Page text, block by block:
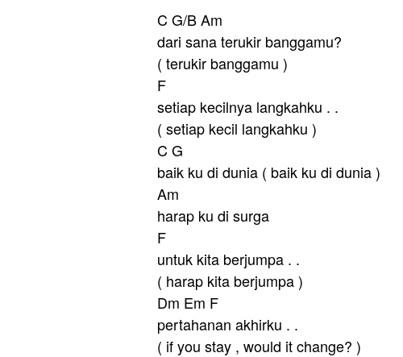
C G/B Am
dari sana terukir banggamu?
( terukir banggamu )
F
setiap kecilnya langkahku . .
( setiap kecil langkahku )
C G
baik ku di dunia ( baik ku di dunia )
Am
harap ku di surga
F
untuk kita berjumpa . .
( harap kita berjumpa )
Dm Em F
pertahanan akhirku . .
( if you stay , would it change? )